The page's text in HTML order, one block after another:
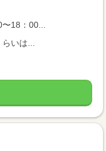
18：00...
いは...